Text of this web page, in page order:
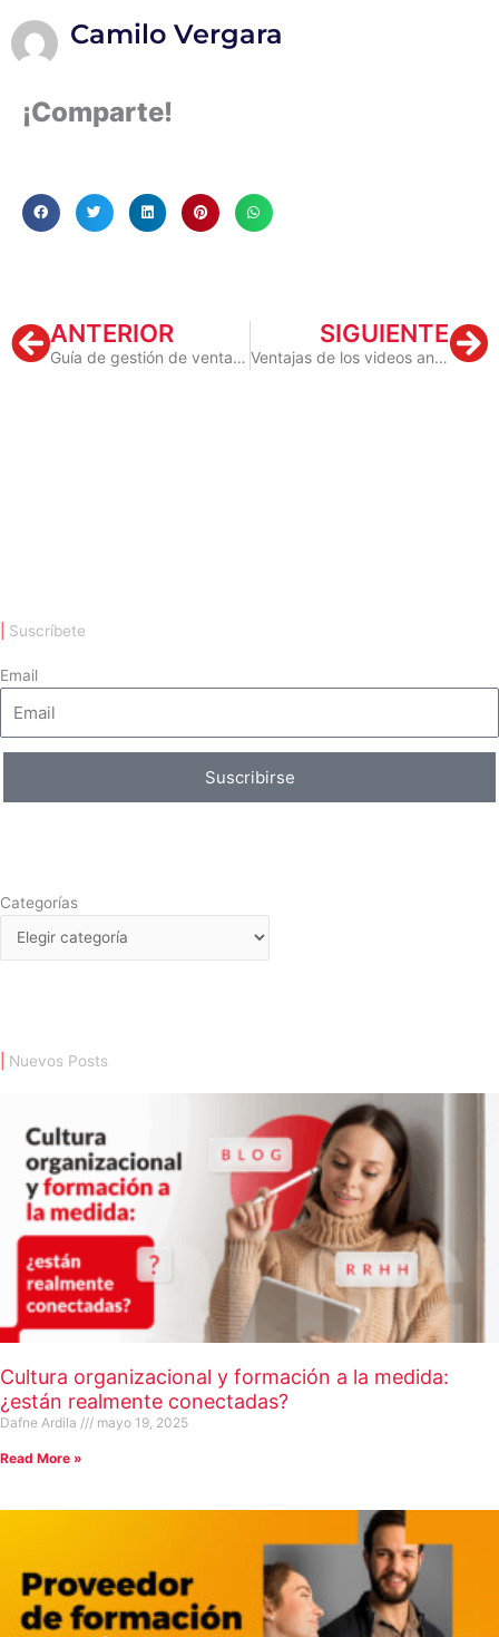
Camilo Vergara
¡Comparte!
PrevANTERIOR
Guía de gestión de ventas en tiempos de crisis
SIGUIENTE
Ventajas de los videos animados
Suscríbete
Email
Suscribirse
Categorías
Categorías
Nuevos Posts
Cultura organizacional y formación a la medida:
¿están realmente conectadas?
Dafne Ardila mayo 19, 2025
Read More »